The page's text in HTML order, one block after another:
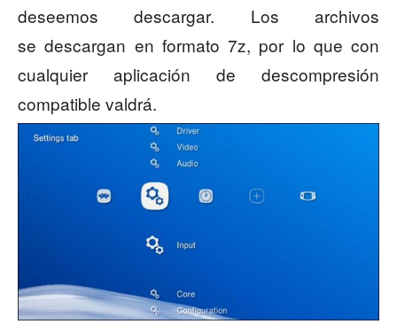
deseemos descargar. Los archivos
se descargan en formato 7z, por lo que con
cualquier aplicación de descompresión
compatible valdrá.